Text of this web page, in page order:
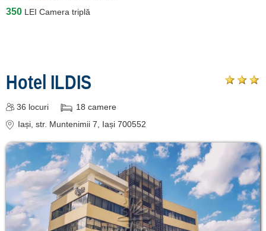
350 LEI Camera triplă
Hotel ILDIS
36 locuri 18 camere
Iași, str. Muntenimii 7, Iași 700552